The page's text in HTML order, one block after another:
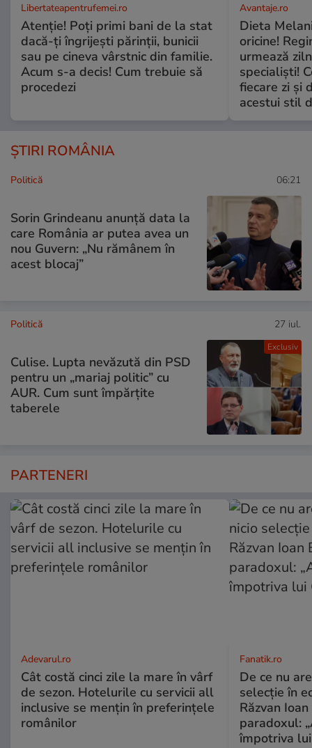
Libertateapentrufemei.ro
Atenție! Poți primi bani de la stat
dacă-ți îngrijești părinții, bunicii
sau pe cineva vârstnic din familie.
Acum s-a decis! Cum trebuie să
procedezi
Avantaje.ro
Dieta
oricine!
urmează
specialiști!
fiecare zi și
acestui stil
ȘTIRI ROMÂNIA
Politică 06:21
Sorin Grindeanu anunță data la
care România ar putea avea un
nou Guvern: „Nu rămânem în
acest blocaj”
Exclusiv
Politică 27 iul.
Culise. Lupta nevăzută din PSD
pentru un „mariaj politic” cu
AUR. Cum sunt împărțite
taberele
PARTENERI
Adevarul.ro
Cât costă cinci zile la mare în vârf
de sezon. Hotelurile cu servicii all
inclusive se mențin în preferințele
românilor
Fanatik.ro
De ce nu
selecție în
Răzvan
paradoxul:
împotriva lui